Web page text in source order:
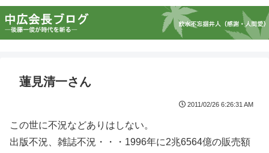
蓮見清一さん
2011/02/26 6:26:31 AM
この世に不況などありはしない。
出版不況、雑誌不況・・・1996年に2兆6564億の販売額